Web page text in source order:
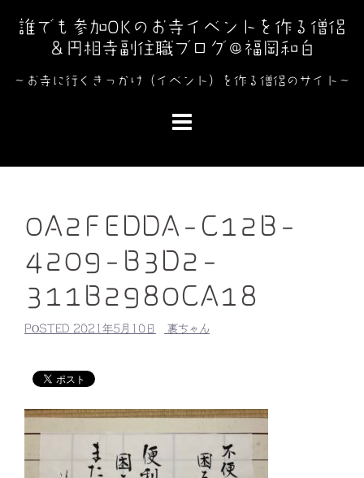
キ
誰でも参加OKのお寺イベントを作る僧侶
＆円相寺副住職ブログ＠福岡和白
～お寺に行くきっかけ（イベント）を作る僧侶のサイト～
0A2FEDDA-C12B-
4209-B3D2-
311B2980CA18
POSTED 2021年5月10日 裏ちゃん